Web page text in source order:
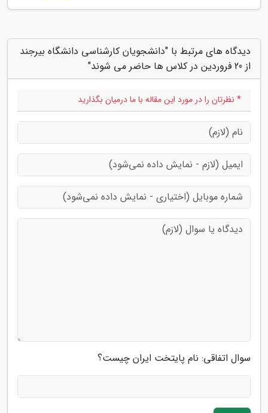
دیدگاه های مرتبط با "دانشجویان کارشناسی دانشگاه بیرجند
از 20 فروردین در کلاس ها حاضر می شوند"
* نظرتان را در مورد این مقاله با ما درمیان بگذارید
سوال اتفاقی: نام پایتخت ایران چیست؟